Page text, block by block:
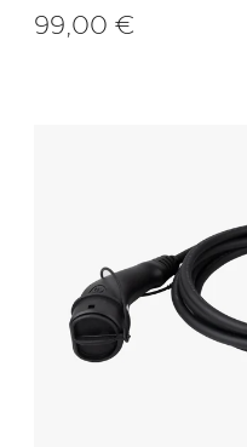
99,00 €